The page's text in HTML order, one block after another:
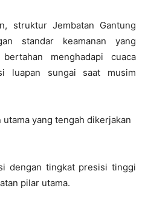
struktur Jembatan Gantung
standar keamanan yang
menghadapi cuaca
luapan sungai saat musim
yang tengah dikerjakan
dengan tingkat presisi tinggi
pilar utama.